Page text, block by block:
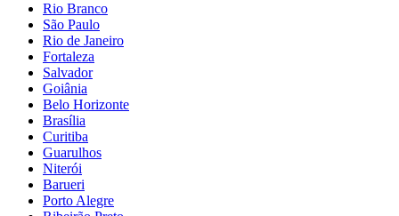
Rio Branco
São Paulo
Rio de Janeiro
Fortaleza
Salvador
Goiânia
Belo Horizonte
Brasília
Curitiba
Guarulhos
Niterói
Barueri
Porto Alegre